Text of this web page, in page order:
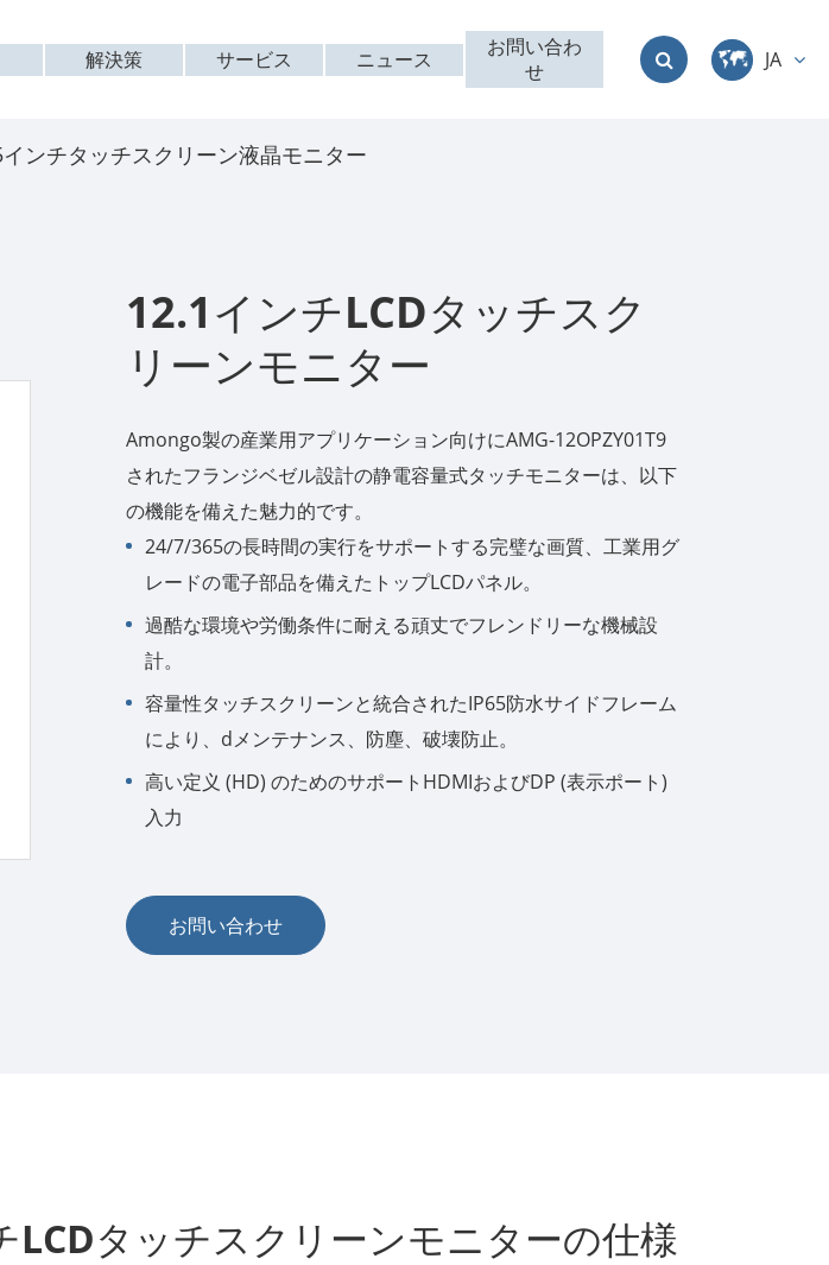
解決策 サービス ニュース
お問い合わ
せ
JA
العربية
português
tiếng việt
ンチタッチスクリーン液晶モニター
12.1インチLCDタッチスク
リーンモニター
Amongo製の産業用アプリケーション向けにAMG-12OPZY01T9
されたフランジベゼル設計の静電容量式タッチモニターは、以下
の機能を備えた魅力的です。
24/7/365の長時間の実行をサポートする完璧な画質、工業用グ
レードの電子部品を備えたトップLCDパネル。
過酷な環境や労働条件に耐える頑丈でフレンドリーな機械設
計。
容量性タッチスクリーンと統合されたIP65防水サイドフレーム
により、dメンテナンス、防塵、破壊防止。
高い定义 (HD) のためのサポートHDMIおよびDP (表示ポート)
入力
お問い合わせ
LCDタッチスクリーンモニターの仕様